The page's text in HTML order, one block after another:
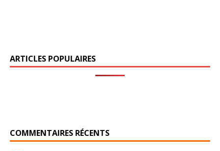
ARTICLES POPULAIRES
COMMENTAIRES RÉCENTS